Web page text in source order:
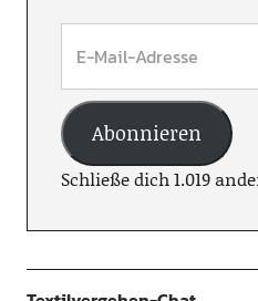
Abonnieren
Schließe dich 1.019